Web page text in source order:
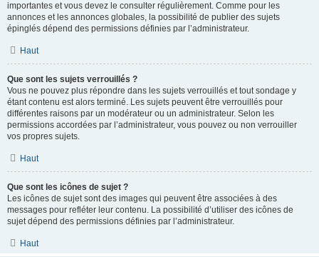
importantes et vous devez le consulter régulièrement. Comme pour les
annonces et les annonces globales, la possibilité de publier des sujets
épinglés dépend des permissions définies par l’administrateur.
Haut
Que sont les sujets verrouillés ?
Vous ne pouvez plus répondre dans les sujets verrouillés et tout sondage y
étant contenu est alors terminé. Les sujets peuvent être verrouillés pour
différentes raisons par un modérateur ou un administrateur. Selon les
permissions accordées par l’administrateur, vous pouvez ou non verrouiller
vos propres sujets.
Haut
Que sont les icônes de sujet ?
Les icônes de sujet sont des images qui peuvent être associées à des
messages pour refléter leur contenu. La possibilité d’utiliser des icônes de
sujet dépend des permissions définies par l’administrateur.
Haut